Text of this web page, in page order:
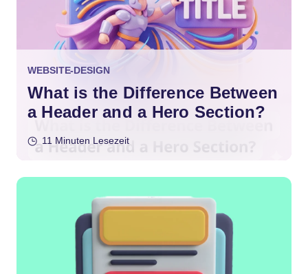
WEBSITE-DESIGN
What is the Difference Between
a Header and a Hero Section?
11 Minuten Lesezeit